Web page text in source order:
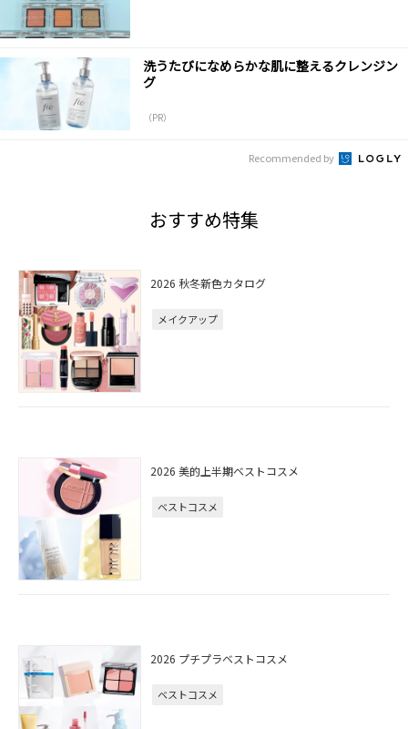
洗うたびになめらかな肌に整えるクレンジン
グ
（PR）
Recommended by
おすすめ特集
2026 秋冬新色カタログ
メイクアップ
2026 美的上半期ベストコスメ
ベストコスメ
2026 プチプラベストコスメ
ベストコスメ